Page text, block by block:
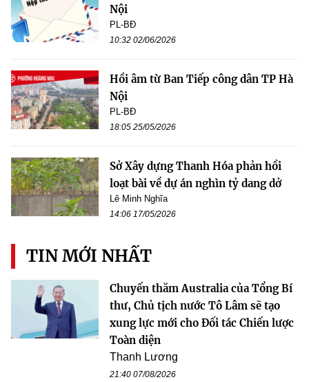
Nội
PL-BĐ
10:32 02/06/2026
Hồi âm từ Ban Tiếp công dân TP Hà
Nội
PL-BĐ
18:05 25/05/2026
Sở Xây dựng Thanh Hóa phản hồi
loạt bài về dự án nghìn tỷ dang dở
Lê Minh Nghĩa
14:06 17/05/2026
TIN MỚI NHẤT
Chuyến thăm Australia của Tổng Bí
thư, Chủ tịch nước Tô Lâm sẽ tạo
xung lực mới cho Đối tác Chiến lược
Toàn diện
Thanh Lương
21:40 07/08/2026